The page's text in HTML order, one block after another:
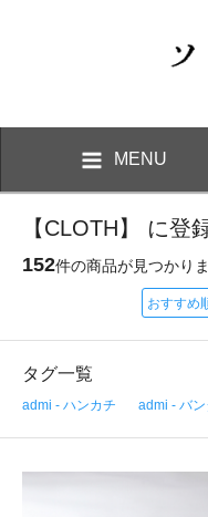
MENU
【CLOTH】 に登
152件の商品が見つかり
おすすめ
タグ一覧
admi - ハンカチ admi - バン